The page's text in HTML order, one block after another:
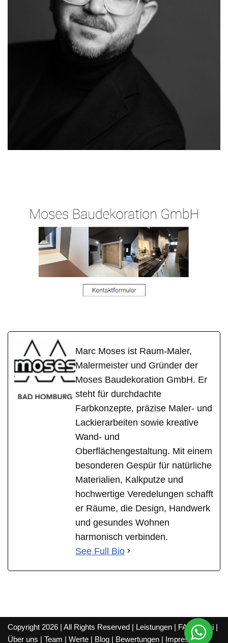
Marc Moses ist Raum-Maler,
Malermeister und Gründer der
Moses Baudekoration GmbH. Er
steht für durchdachte
Farbkonzepte, präzise Maler- und
Lackierarbeiten sowie kreative
Wand- und
Oberflächengestaltung. Mit einem
besonderen Gespür für natürliche
Materialien, Kalkputze und
hochwertige Veredelungen schafft
er Räume, die Design, Handwerk
und gesundes Wohnen
harmonisch verbinden.
See Full Bio
Copyright 2026 | All Rights Reserved | Leistungen | FAQ|Wiki |
Über uns | Team | Werte | Blog | Bewertungen | Impressum|